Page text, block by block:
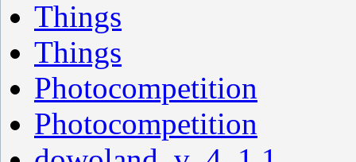
Things
Things
Photocompetition
Photocompetition